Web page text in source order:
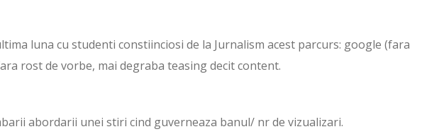
luna cu studenti constiinciosi de la Jurnalism acest parcurs: google (fara
rost de vorbe, mai degraba teasing decit content.
abordarii unei stiri cind guverneaza banul/ nr de vizualizari.